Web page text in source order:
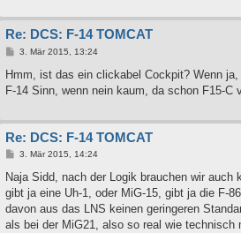
Re: DCS: F-14 TOMCAT
B
i
r
3. Mär 2015, 13:24
Hmm, ist das ein clickabel Cockpit? Wenn
F-14 Sinn, wenn nein kaum, da schon F15-C
Re: DCS: F-14 TOMCAT
B
i
r
a
3. Mär 2015, 14:24
Naja Sidd, nach der Logik brauchen wir auch
gibt ja eine Uh-1, oder MiG-15, gibt ja die F-
davon aus das LNS keinen geringeren
als bei der MiG21, also so real wie technisch